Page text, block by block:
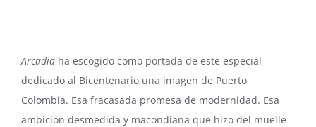
Arcadia ha escogido como portada de este especial
dedicado al Bicentenario una imagen de Puerto
Colombia. Esa fracasada promesa de modernidad. Esa
ambición desmedida y macondiana que hizo del muelle